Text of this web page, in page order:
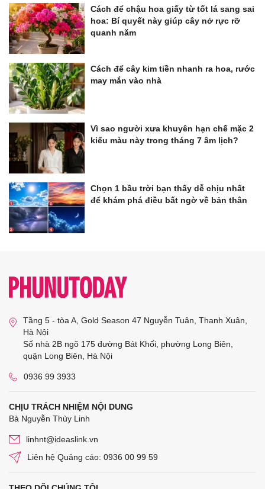
Cách để chậu hoa giấy từ tốt lá sang sai
hoa: Bí quyết này giúp cây nở rực rỡ
quanh năm
Cách để cây kim tiền nhanh ra hoa, rước
may mắn vào nhà
Vì sao người xưa khuyên hạn chế mặc 2
kiểu màu này trong tháng 7 âm lịch?
Chọn 1 bầu trời bạn thấy dễ chịu nhất
để khám phá điều bất ngờ về bản thân
Tầng 5 - tòa A, Gold Season 47 Nguyễn Tuân, Thanh Xuân,
Hà Nội
Số nhà 2B ngõ 175 đường Bát Khối, phường Long Biên,
quận Long Biên, Hà Nội
0936 99 3933
CHỊU TRÁCH NHIỆM NỘI DUNG
Bà Nguyễn Thùy Linh
linhnt@ideaslink.vn
Liên hệ Quảng cáo: 0936 00 99 59